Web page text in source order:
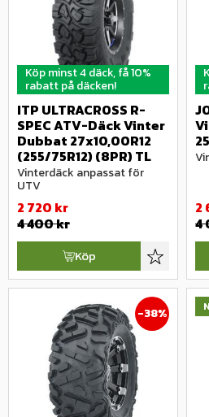
Köp minst 4 däck, få 10%
rabatt på däcken!
ITP ULTRACROSS R-
SPEC ATV-Däck Vinter
Dubbat 27x10,00R12
(255/75R12) (8PR) TL
Vinterdäck anpassat för
UTV
2 720 kr
4 400kr
Lägg till i
Köp
2
4
38%